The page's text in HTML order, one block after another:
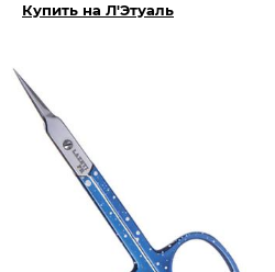
Купить на Л'Этуаль